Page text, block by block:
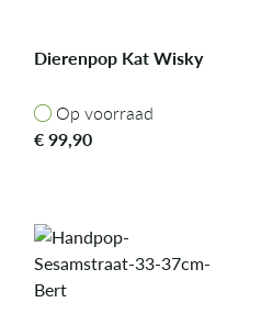
Dierenpop Kat Wisky
Op voorraad
Op voorraad
€99,90